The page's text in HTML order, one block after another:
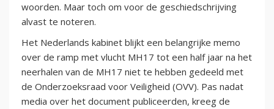
woorden. Maar toch om voor de geschiedschrijving
alvast te noteren.
Het Nederlands kabinet blijkt een belangrijke memo
over de ramp met vlucht MH17 tot een half jaar na het
neerhalen van de MH17 niet te hebben gedeeld met
de Onderzoeksraad voor Veiligheid (OVV). Pas nadat
media over het document publiceerden, kreeg de